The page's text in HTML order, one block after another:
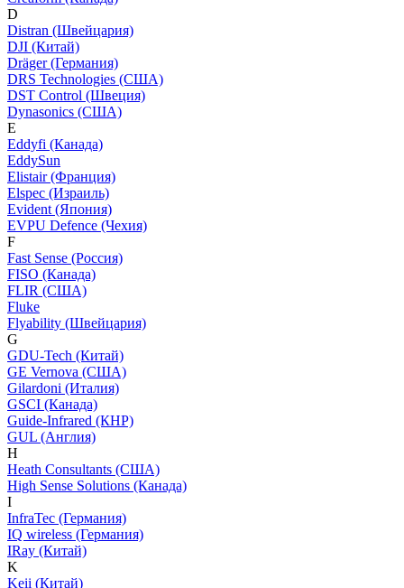
D
Distran (Швейцария)
DJI (Китай)
Dräger (Германия)
DRS Technologies (США)
DST Control (Швеция)
Dynasonics (США)
E
Eddyfi (Канада)
EddySun
Elistair (Франция)
Elspec (Израиль)
Evident (Япония)
EVPU Defence (Чехия)
F
Fast Sense (Россия)
FISO (Канада)
FLIR (США)
Fluke
Flyability (Швейцария)
G
GDU-Tech (Китай)
GE Vernova (США)
Gilardoni (Италия)
GSCI (Канада)
Guide-Infrared (КНР)
GUL (Англия)
H
Heath Consultants (США)
High Sense Solutions (Канада)
I
InfraTec (Германия)
IQ wireless (Германия)
IRay (Китай)
K
Keii (Китай)